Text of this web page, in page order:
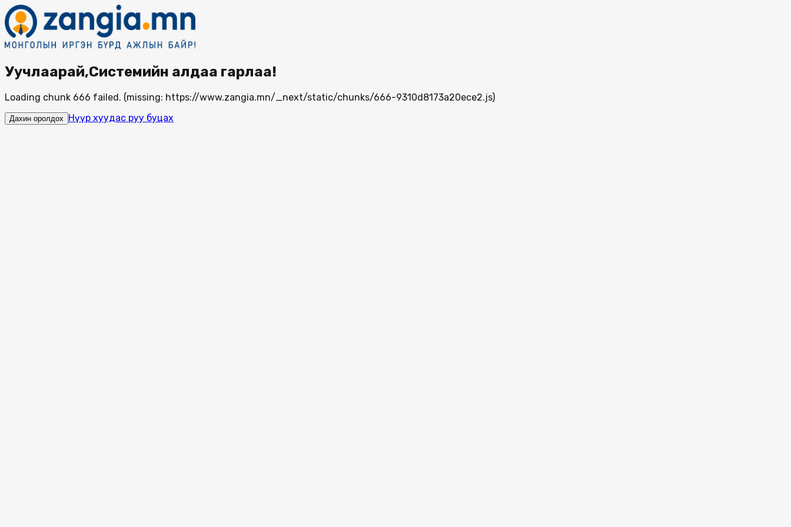
Уучлаарай,Системийн алдаа гарлаа!
Loading chunk 666 failed. (missing: https://www.zangia.mn/_next/static/chunks/666-9310d8173a20ece2.js)
Дахин оролдох Нүүр хуудас руу буцах